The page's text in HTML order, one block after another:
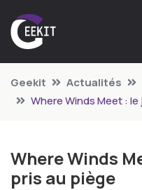
Geekit Actualités
Where Winds Meet : le
Where Winds
pris au piège